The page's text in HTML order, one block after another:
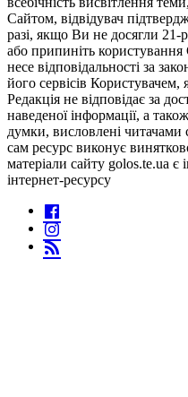
Сайтом, відвідувач
разі, якщо Ви не досягли
або припиніть
несе відповідальності за
його сервісів Користувачем,
Редакція не відповідає за
наведеної інформації, а
думки, висловлені читачами
сам ресурс виконує
матеріали сайту golos.te.ua є
інтернет-ресурсу